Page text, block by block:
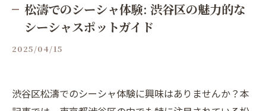
松濤でのシーシャ体験: 渋谷区の魅力的な
シーシャスポットガイド
2025/04/15
渋谷区松濤でのシーシャ体験に興味はありませんか？本